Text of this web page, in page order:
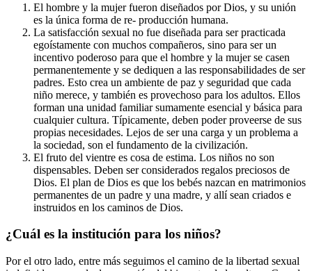
El hombre y la mujer fueron diseñados por Dios, y su unión
es la única forma de re- producción humana.
La satisfacción sexual no fue diseñada para ser practicada
egoístamente con muchos compañeros, sino para ser un
incentivo poderoso para que el hombre y la mujer se casen
permanentemente y se dediquen a las responsabilidades de ser
padres. Esto crea un ambiente de paz y seguridad que cada
niño merece, y también es provechoso para los adultos. Ellos
forman una unidad familiar sumamente esencial y básica para
cualquier cultura. Típicamente, deben poder proveerse de sus
propias necesidades. Lejos de ser una carga y un problema a
la sociedad, son el fundamento de la civilización.
El fruto del vientre es cosa de estima. Los niños no son
dispensables. Deben ser considerados regalos preciosos de
Dios. El plan de Dios es que los bebés nazcan en matrimonios
permanentes de un padre y una madre, y allí sean criados e
instruidos en los caminos de Dios.
¿Cuál es la institución para los niños?
Por el otro lado, entre más seguimos el camino de la libertad sexual